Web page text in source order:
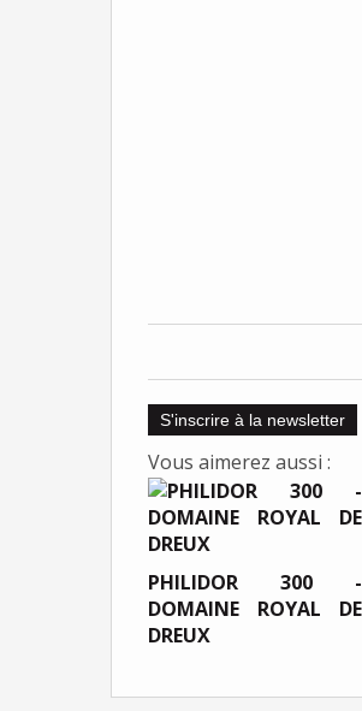
S'inscrire à la newsletter
Vous aimerez aussi :
PHILIDOR 300 -
DOMAINE ROYAL DE
DREUX